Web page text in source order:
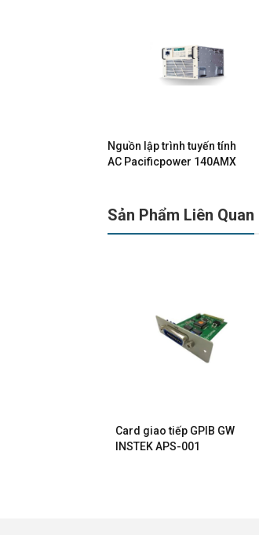
Nguồn lập trình tuyến tính
AC Pacificpower 140AMX
Sản Phẩm Liên Quan
Card giao tiếp GPIB GW
INSTEK APS-001